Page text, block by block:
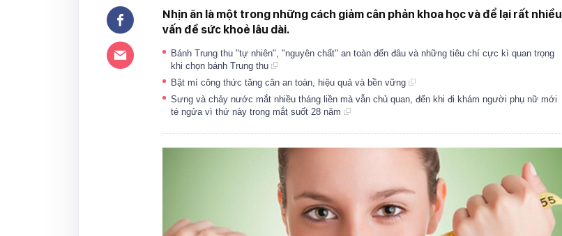
Nhịn ăn là một trong những cách giảm cân phản khoa học và để lại rất nhiều
vấn đề sức khoẻ lâu dài.
Bánh Trung thu "tự nhiên", "nguyên chất" an toàn đến đâu và những tiêu chí cực kì quan trọng
khi chọn bánh Trung thu
Bật mí công thức tăng cân an toàn, hiệu quả và bền vững
Sưng và chảy nước mắt nhiều tháng liền mà vẫn chủ quan, đến khi đi khám người phụ nữ mới
té ngửa vì thứ này trong mắt suốt 28 năm